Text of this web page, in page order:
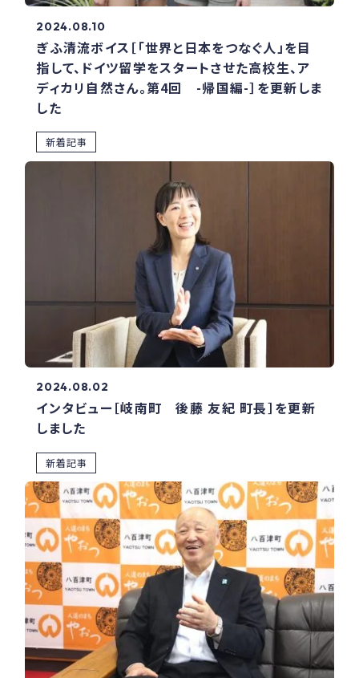
2024.08.10
ぎふ清流ボイス［「世界と日本をつなぐ人」を目
指して、ドイツ留学をスタートさせた高校生、ア
ディカリ自然さん。第4回 -帰国編-］を更新しま
した
新着記事
2024.08.02
インタビュー［岐南町 後藤 友紀 町長］を更新
しました
新着記事